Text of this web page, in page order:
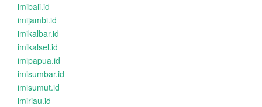
imibali.id
imijambi.id
imikalbar.id
imikalsel.id
imipapua.id
imisumbar.id
imisumut.id
imiriau.id